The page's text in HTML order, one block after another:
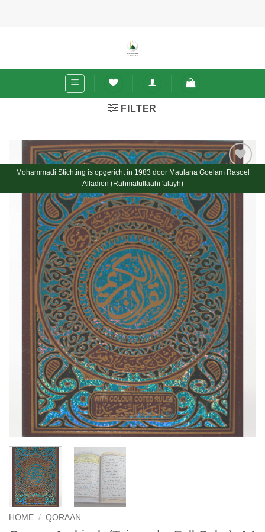
Mohammadi Stichting is opgericht in 1983 door Maulana Goelam Rasoel
Alladien (Rahmatullaahi 'alayh)
FILTER
Toevoegen
wenslijst
HOME / QORAAN